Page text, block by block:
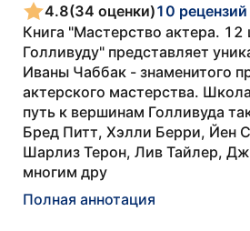
4.8(34 оценки)10 рецензий
Книга "Мастерство актера. 12
Голливуду" представляет
Иваны Чаббак - знаменитого
актерского мастерства.
путь к вершинам Голливуда
Бред Питт, Хэлли Берри, Йен
Шарлиз Терон, Лив Тайлер,
многим дру
Полная аннотация